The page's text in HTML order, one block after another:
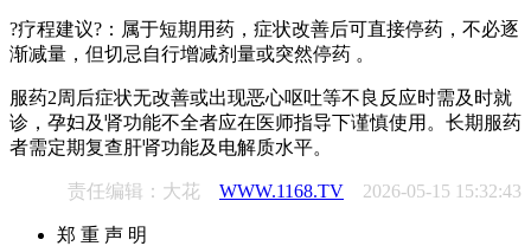
?疗程建议?：属于短期用药，症状改善后可直接停药，不必逐
渐减量，但切忌自行增减剂量或突然停药 。
服药2周后症状无改善或出现恶心呕吐等不良反应时需及时就
诊，孕妇及肾功能不全者应在医师指导下谨慎使用。长期服药
者需定期复查肝肾功能及电解质水平。
责任编辑：大花 WWW.1168.TV 2026-05-15 15:32:43
郑 重 声 明